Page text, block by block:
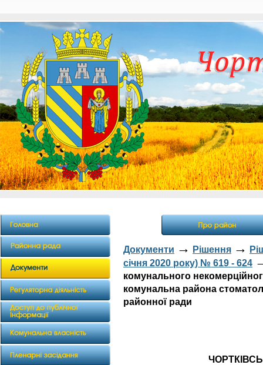
Документи → Рішення →
січня 2020 року) № 619 - 624
комунального
комунальна района
районної ради